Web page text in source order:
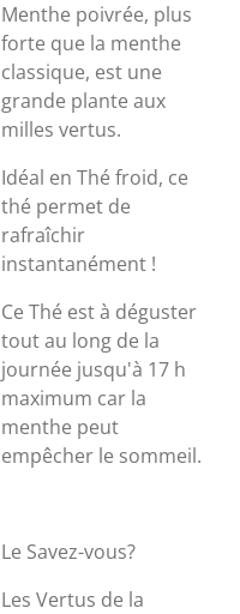
Menthe poivrée, plus
forte que la menthe
classique, est une
grande plante aux
milles vertus.
Idéal en Thé froid, ce
thé permet de
rafraîchir
instantanément !
Ce Thé est à déguster
tout au long de la
journée jusqu'à 17 h
maximum car la
menthe peut
empêcher le sommeil.
Le Savez-vous?
Les Vertus de la